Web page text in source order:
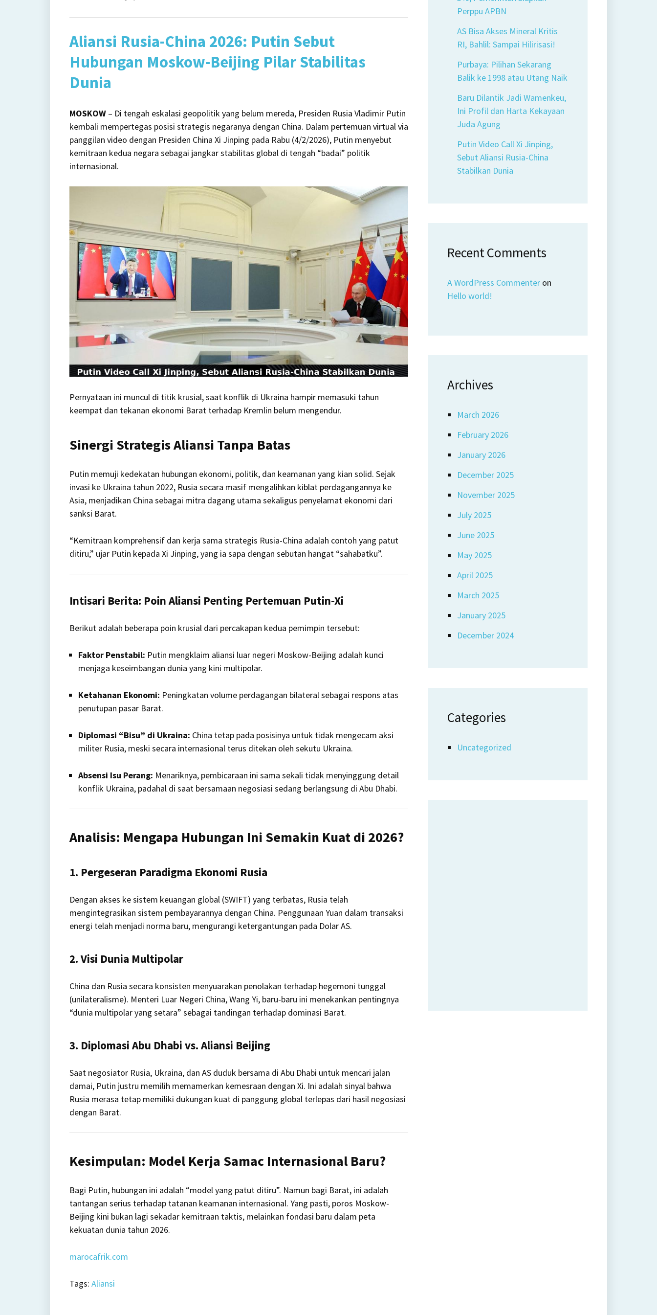
Call
Jinping,
China
Stabilkan
Aliansi Rusia-China 2026: Putin Sebut
Hubungan Moskow-Beijing Pilar Stabilitas
Dunia
MOSKOW – Di tengah eskalasi geopolitik yang belum mereda, Presiden Rusia Vladimir Putin
kembali mempertegas posisi strategis negaranya dengan China. Dalam pertemuan virtual via
panggilan video dengan Presiden China Xi Jinping pada Rabu (4/2/2026), Putin menyebut
kemitraan kedua negara sebagai jangkar stabilitas global di tengah “badai” politik
internasional.
Pernyataan ini muncul di titik krusial, saat konflik di Ukraina hampir memasuki tahun
keempat dan tekanan ekonomi Barat terhadap Kremlin belum mengendur.
Sinergi Strategis Aliansi Tanpa Batas
Putin memuji kedekatan hubungan ekonomi, politik, dan keamanan yang kian solid. Sejak
invasi ke Ukraina tahun 2022, Rusia secara masif mengalihkan kiblat perdagangannya ke
Asia, menjadikan China sebagai mitra dagang utama sekaligus penyelamat ekonomi dari
sanksi Barat.
“Kemitraan komprehensif dan kerja sama strategis Rusia-China adalah contoh yang patut
ditiru,” ujar Putin kepada Xi Jinping, yang ia sapa dengan sebutan hangat “sahabatku”.
Intisari Berita: Poin Aliansi Penting Pertemuan Putin-Xi
Berikut adalah beberapa poin krusial dari percakapan kedua pemimpin tersebut:
Faktor Penstabil: Putin mengklaim aliansi luar negeri Moskow-Beijing adalah kunci
menjaga keseimbangan dunia yang kini multipolar.
Ketahanan Ekonomi: Peningkatan volume perdagangan bilateral sebagai respons atas
penutupan pasar Barat.
Diplomasi “Bisu” di Ukraina: China tetap pada posisinya untuk tidak mengecam aksi
militer Rusia, meski secara internasional terus ditekan oleh sekutu Ukraina.
Absensi Isu Perang: Menariknya, pembicaraan ini sama sekali tidak menyinggung detail
konflik Ukraina, padahal di saat bersamaan negosiasi sedang berlangsung di Abu Dhabi.
Analisis: Mengapa Hubungan Ini Semakin Kuat di 2026?
1. Pergeseran Paradigma Ekonomi Rusia
Dengan akses ke sistem keuangan global (SWIFT) yang terbatas, Rusia telah
mengintegrasikan sistem pembayarannya dengan China. Penggunaan Yuan dalam transaksi
energi telah menjadi norma baru, mengurangi ketergantungan pada Dolar AS.
2. Visi Dunia Multipolar
China dan Rusia secara konsisten menyuarakan penolakan terhadap hegemoni tunggal
(unilateralisme). Menteri Luar Negeri China, Wang Yi, baru-baru ini menekankan pentingnya
“dunia multipolar yang setara” sebagai tandingan terhadap dominasi Barat.
3. Diplomasi Abu Dhabi vs. Aliansi Beijing
Saat negosiator Rusia, Ukraina, dan AS duduk bersama di Abu Dhabi untuk mencari jalan
damai, Putin justru memilih memamerkan kemesraan dengan Xi. Ini adalah sinyal bahwa
Rusia merasa tetap memiliki dukungan kuat di panggung global terlepas dari hasil negosiasi
dengan Barat.
Kesimpulan: Model Kerja Samac Internasional Baru?
Bagi Putin, hubungan ini adalah “model yang patut ditiru”. Namun bagi Barat, ini adalah
tantangan serius terhadap tatanan keamanan internasional. Yang pasti, poros Moskow-
Beijing kini bukan lagi sekadar kemitraan taktis, melainkan fondasi baru dalam peta
kekuatan dunia tahun 2026.
marocafrik.com
Tags: Aliansi
Perppu APBN
AS Bisa Akses Mineral Kritis
RI, Bahlil: Sampai Hilirisasi!
Purbaya: Pilihan Sekarang
Balik ke 1998 atau Utang Naik
Baru Dilantik Jadi Wamenkeu,
Ini Profil dan Harta Kekayaan
Juda Agung
Putin Video Call Xi Jinping,
Sebut Aliansi Rusia-China
Stabilkan Dunia
Recent Comments
A WordPress Commenter on
Hello world!
Archives
March 2026
February 2026
January 2026
December 2025
November 2025
July 2025
June 2025
May 2025
April 2025
March 2025
January 2025
December 2024
Categories
Uncategorized